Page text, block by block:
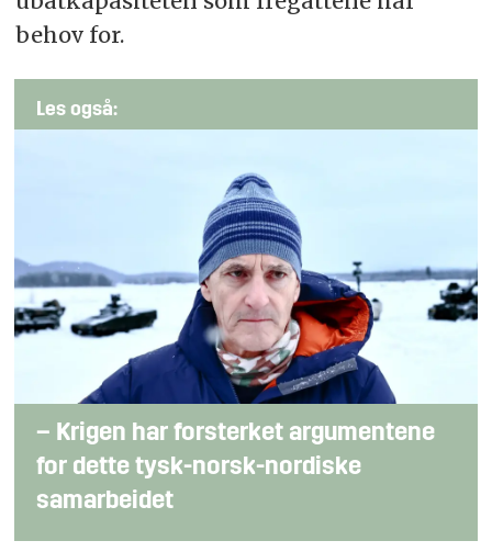
behov for.
Les også:
– Krigen har forsterket argumentene
for dette tysk-norsk-nordiske
samarbeidet